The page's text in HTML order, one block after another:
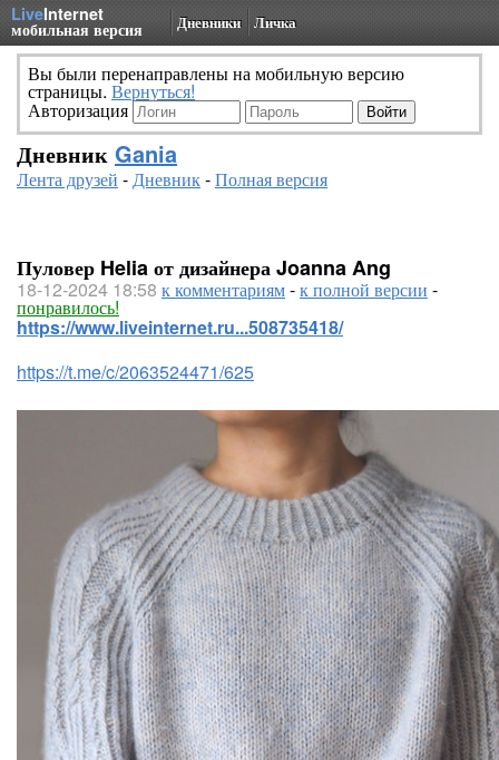
LiveInternet
мобильная версия Дневники Личка
Вы были перенаправлены на мобильную версию
страницы. Вернуться!
Авторизация
Дневник Gania
Лента друзей -Дневник-Полная версия
Пуловер Helia от дизайнера Joanna Ang
18-12-2024 18:58 к комментариям-к полной версии -
понравилось!
https://www.liveinternet.ru...508735418/
https://t.me/c/2063524471/625